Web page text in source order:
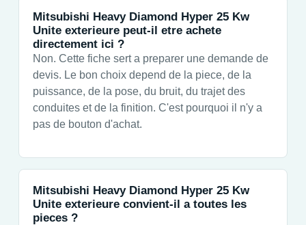
Mitsubishi Heavy Diamond Hyper 25 Kw
Unite exterieure peut-il etre achete
directement ici ?
Non. Cette fiche sert a preparer une demande de
devis. Le bon choix depend de la piece, de la
puissance, de la pose, du bruit, du trajet des
conduites et de la finition. C'est pourquoi il n'y a
pas de bouton d'achat.
Mitsubishi Heavy Diamond Hyper 25 Kw
Unite exterieure convient-il a toutes les
pieces ?